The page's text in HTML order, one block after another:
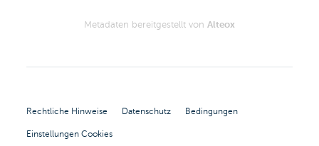
Metadaten bereitgestellt von Alteox
Rechtliche Hinweise Datenschutz Bedingungen
Einstellungen Cookies